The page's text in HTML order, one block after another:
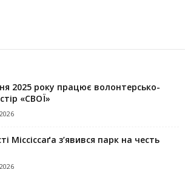
2025 року працює волонтерсько-
«СВОЇ»
Міссіссаґа з’явився парк на честь